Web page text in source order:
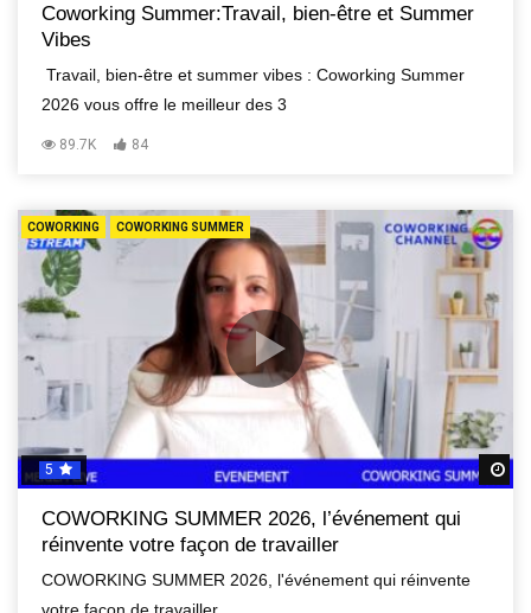
Coworking Summer:Travail, bien-être et Summer
Vibes
Travail, bien-être et summer vibes : Coworking Summer
2026 vous offre le meilleur des 3
89.7K 84
COWORKING COWORKING SUMMER
5
COWORKING SUMMER 2026, l’événement qui
réinvente votre façon de travailler
COWORKING SUMMER 2026, l'événement qui réinvente